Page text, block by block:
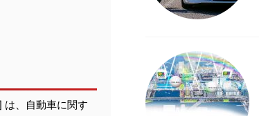
、自動車に関す